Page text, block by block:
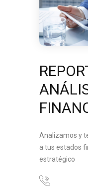
Analizamos y
a tus estados
estratégico